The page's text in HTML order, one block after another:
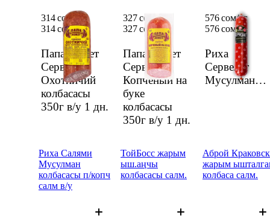
Папа может
Сервелат
Охотничий
колбасасы
350г в/у 1 дн.
314 сом
314 сом
Папа может
Сервелат
Копченый на
буке
колбасасы
350г в/у 1 дн.
327 сом
327 сом
Риха
Сервелат
Мусулман
576 сом/кг
576 сом/кг
Риха Салями
Мусулман
колбасасы п/копч
салм в/у
ТойБосс жарым
ыш.аңчы
колбасасы салм.
Аброй
жарым
колбаса салм.